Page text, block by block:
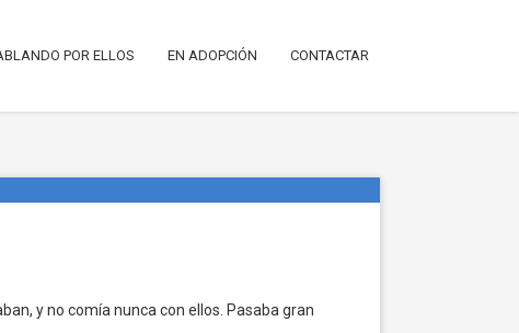
POR ELLOS EN ADOPCIÓN CONTACTAR
y no comía nunca con ellos. Pasaba gran